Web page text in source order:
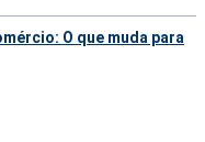
O que muda para